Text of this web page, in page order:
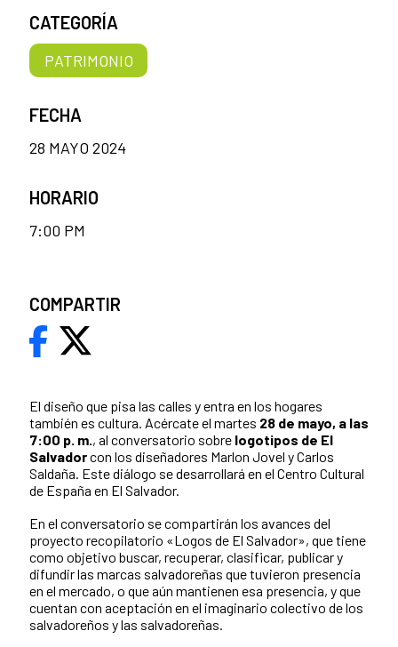
El diseño que pisa las calles y entra en los hogares
también es cultura. Acércate el martes 28 de mayo, a las
7:00 p. m. , al conversatorio sobre logotipos de El
Salvadorcon los diseñadores Marlon Jovel y Carlos
Saldaña. Este diálogo se desarrollará en el Centro Cultural
de España en El Salvador.
En el conversatorio se compartirán los avances del
proyecto recopilatorio «Logos de El Salvador», que tiene
como objetivo buscar, recuperar, clasificar, publicar y
difundir las marcas salvadoreñas que tuvieron presencia
en el mercado, o que aún mantienen esa presencia, y que
cuentan con aceptación en el imaginario colectivo de los
salvadoreños y las salvadoreñas.
CATEGORÍA
PATRIMONIO
FECHA
28 MAYO 2024
HORARIO
7:00 PM
COMPARTIR